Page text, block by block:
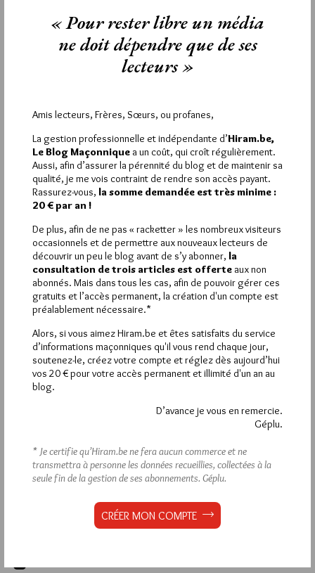
lecture des archives, le doute plane toujours. De toute
manière, la revueLe Rempart, Organe officiel de l’Épuration
antimaçonnique belgepubliaient dès les années 30 des listes de
noms, y compris d’enfants adoptés lors de cérémonies dont la
date était même connue. Sans parler d’un grand quotidien
Voyons… Oui, de temps en temps, un doigt glisse sur une
ce que par politesse, cela vaut-il la peine d’insister ?
Jiri a, dans la vie profane, beaucoup de travail… il trouve le
temps de gérer quotidiennement, et ce pour notre plus grand
plaisir et enrichissement, le blog. Et accessoirement, il a aussi
sa famille et une vie maç.
Ceci dit, » blanc!!!blanc…pas blancAllocution » : ce sont là
des hérésies typographiques ;o) Oui, je sais, les conseilleurs ne
sont pas…
BLEU-CIEL
23 AVRIL 2011 À 11H31 / RÉPONDRE
Le GODF revisite régulièrement l’Histoire selon ses intérêts et
sa politique de communication.
Un jour,il faudra bien qu’il revisite les années
1940,1941,1942,1943,années durant lesquelles des francs-
maçons français ont dénoncé quelques uns de leurs
KOOPA TROOPA
23 AVRIL 2011 À 10H52 / RÉPONDRE
Commune de Paris qui fut honorée par ces immenses
démocrates que furent les fascistes français et l’URSS de
« Pour rester libre un média
ne doit dépendre que de ses
lecteurs »
Amis lecteurs, Frères, Sœurs, ou profanes,
La gestion professionnelle et indépendante d’Hiram.be,
Le Blog Maçonnique a un coût, qui croît régulièrement.
Aussi, afin d’assurer la pérennité du blog et de maintenir sa
qualité, je me vois contraint de rendre son accès payant.
Rassurez-vous, la somme demandée est très minime :
20 € par an !
De plus, afin de ne pas « racketter » les nombreux visiteurs
occasionnels et de permettre aux nouveaux lecteurs de
découvrir un peu le blog avant de s’y abonner, la
consultation de trois articles est offerte aux non
abonnés. Mais dans tous les cas, afin de pouvoir gérer ces
gratuits et l’accès permanent, la création d'un compte est
préalablement nécessaire.*
Alors, si vous aimez Hiram.be et êtes satisfaits du service
d’informations maçonniques qu'il vous rend chaque jour,
soutenez-le, créez votre compte et réglez dès aujourd’hui
vos 20 € pour votre accès permanent et illimité d'un an au
blog.
D’avance je vous en remercie.
Géplu.
* Je certifie qu’Hiram.be ne fera aucun commerce et ne
transmettra à personne les données recueillies, collectées à la
seule fin de la gestion de ses abonnements. Géplu.
CRÉER MON COMPTE